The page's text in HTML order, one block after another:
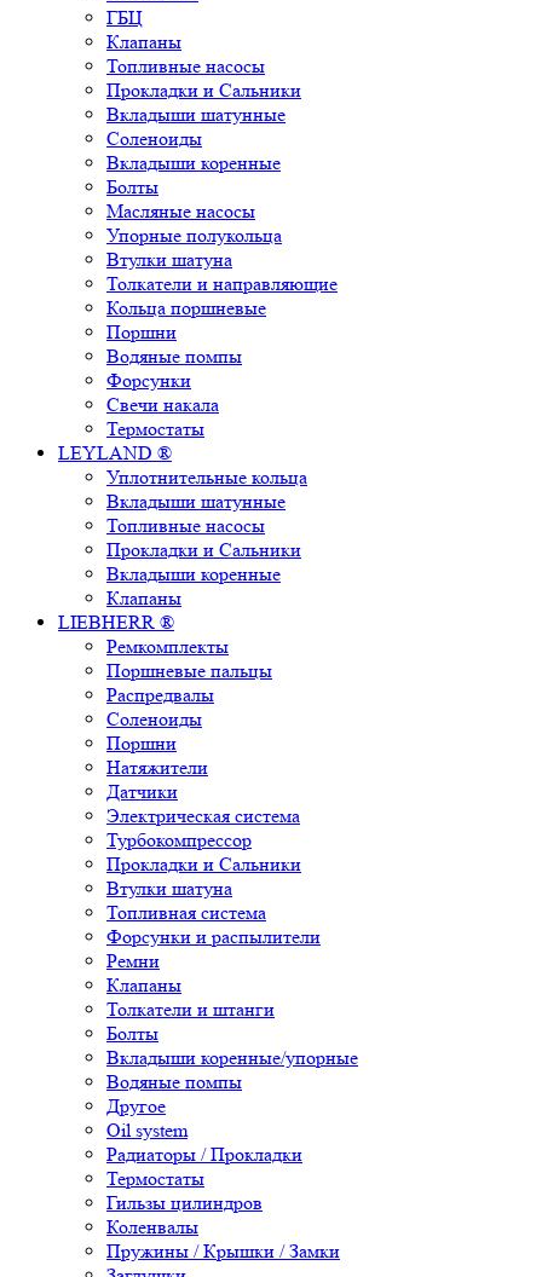
ГБЦ
Клапаны
Топливные насосы
Прокладки и Сальники
Вкладыши шатунные
Соленоиды
Вкладыши коренные
Болты
Масляные насосы
Упорные полукольца
Втулки шатуна
Толкатели и направляющие
Кольца поршневые
Поршни
Водяные помпы
Форсунки
Свечи накала
Термостаты
LEYLAND ®
Уплотнительные кольца
Вкладыши шатунные
Топливные насосы
Прокладки и Сальники
Вкладыши коренные
Клапаны
LIEBHERR ®
Ремкомплекты
Поршневые пальцы
Распредвалы
Соленоиды
Поршни
Натяжители
Датчики
Электрическая система
Турбокомпрессор
Прокладки и Сальники
Втулки шатуна
Топливная система
Форсунки и распылители
Ремни
Клапаны
Толкатели и штанги
Болты
Вкладыши коренные/упорные
Водяные помпы
Другое
Oil system
Радиаторы / Прокладки
Термостаты
Гильзы цилиндров
Коленвалы
Пружины / Крышки / Замки